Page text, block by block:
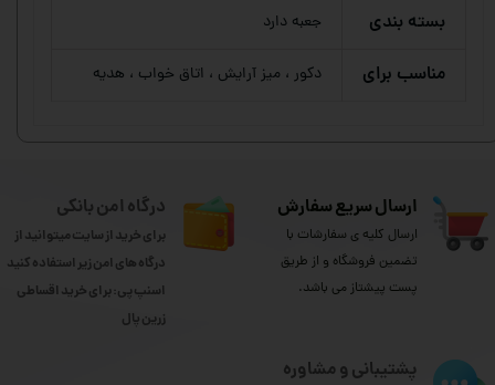
بسته بندی جعبه دارد
مناسب برای دکور ، میز آرایش ، اتاق خواب ، هدیه
ارسال سریع سفارش
ارسال کلیه ی سفارشات با
تضمین فروشگاه و از طریق
پست پیشتاز می باشد.
درگاه امن بانکی
برای خرید از سایت میتوانید از
درگاه های امن زیر استفاده کنید
اسنپ پی: برای خرید اقساطی
​​​​​​​زرین پال
پشتیبانی و مشاوره